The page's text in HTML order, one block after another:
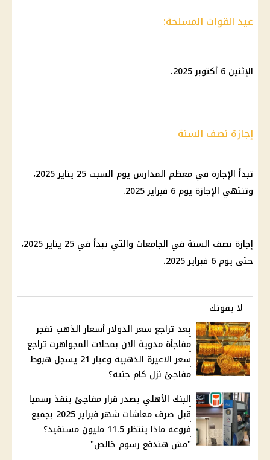
عيد القوات المسلحة:
الإثنين 6 أكتوبر 2025.
إجازة نصف السنة
تبدأ الإجازة في معظم المدارس يوم السبت 25 يناير 2025
،
وتنتهي الإجازة يوم
إجازة نصف السنة في الجامعات والتي تبدأ في 25 يناير 2025
،
حتى يوم
لا يفوتك
بعد تراجع سعر الدولار أسعار الذهب تفجر
مفاجأة مدوية الان بمحلات المجواهرت تراجع
سعر الاعيرة الذهبية وعيار 21 يسجل هبوط
مفاجئ نزل كام جنيه؟
البنك الأهلي يصدر قرار مفاجئ ينفذ رسميا
قبل صرف معاشات شهر فبراير 2025 بجميع
فروعه ماذا ينتظر 11.5 مليون مستفيد؟
"مش هتدفع رسوم خالص"